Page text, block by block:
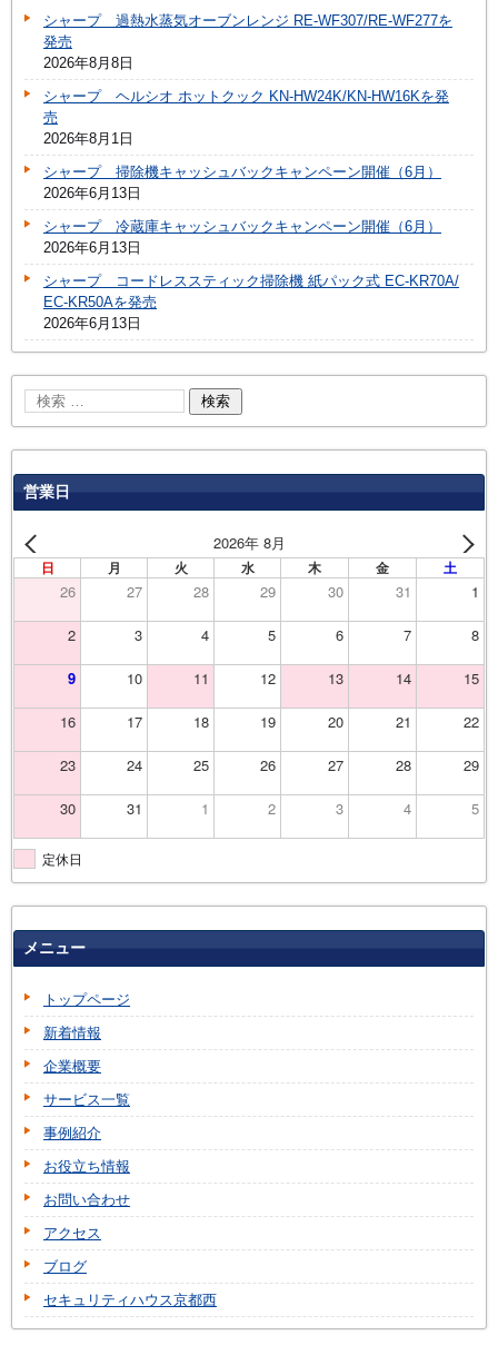
シャープ 過熱水蒸気オーブンレンジ RE-WF307/RE-WF277を
発売
2026年8月8日
シャープ ヘルシオ ホットクック KN-HW24K/KN-HW16Kを発
売
2026年8月1日
シャープ 掃除機キャッシュバックキャンペーン開催（6月）
2026年6月13日
シャープ 冷蔵庫キャッシュバックキャンペーン開催（6月）
2026年6月13日
シャープ コードレススティック掃除機 紙パック式 EC-KR70A/
EC-KR50Aを発売
2026年6月13日
営業日
2026年 8月
日 月 火 水 木 金 土
26 27 28 29 30 31 1
2 3 4 5 6 7 8
9 10 11 12 13 14 15
16 17 18 19 20 21 22
23 24 25 26 27 28 29
30 31 1 2 3 4 5
定休日
メニュー
トップページ
新着情報
企業概要
サービス一覧
事例紹介
お役立ち情報
お問い合わせ
アクセス
ブログ
セキュリティハウス京都西